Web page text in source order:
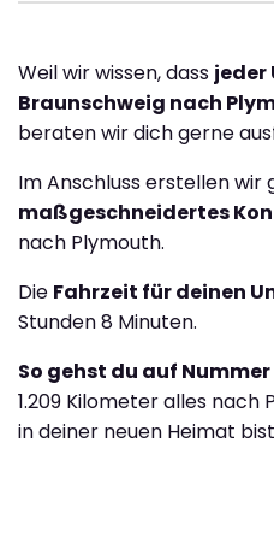
Weil wir wissen, dass jeder
Braunschweig nach
beraten wir dich gerne
Im Anschluss erstellen wir
maßgeschneidertes
nach Plymouth.
Die Fahrzeit für deinen
Stunden 8 Minuten.
So gehst du auf
1.209 Kilometer alles nach
in deiner neuen Heimat